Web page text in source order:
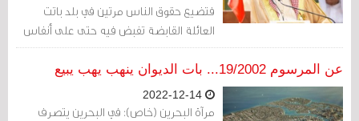
فتضيع حقوق الناس مرتين في بلد باتت
العائلة القابضة تفبض فيه حتى على أنفاس
المواطنين المقهورين.
عن المرسوم 19/2002... بات الديوان ينهب يهب يبيع
مرآة البحرين (خاص): في البحرين يتصرف